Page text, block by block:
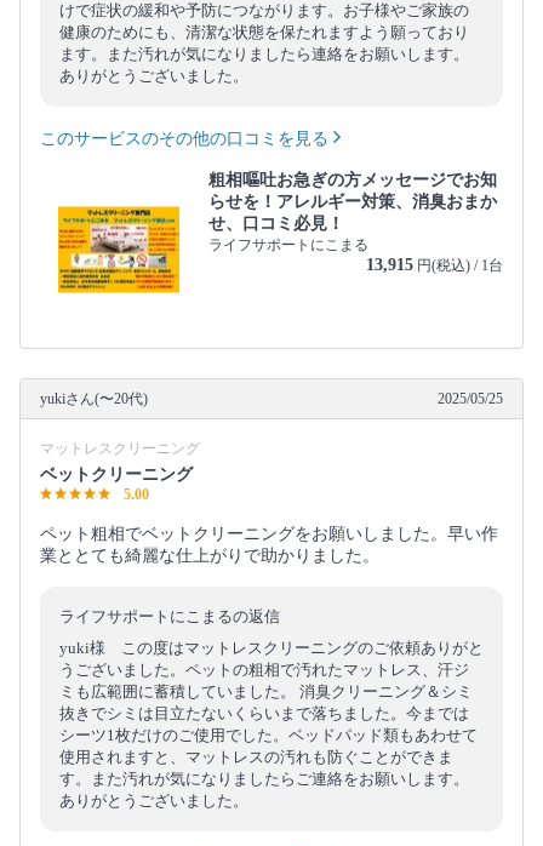
けで症状の緩和や予防につながります。お子様やご家族の
健康のためにも、清潔な状態を保たれますよう願っており
ます。また汚れが気になりましたら連絡をお願いします。
ありがとうございました。
このサービスのその他の口コミを見る
粗相嘔吐お急ぎの方メッセージでお知
らせを！アレルギー対策、消臭おまか
せ、口コミ必見！
ライフサポートにこまる
13,915 円(税込) / 1台
yukiさん(〜20代) 2025/05/25
マットレスクリーニング
ベットクリーニング
5.00
ペット粗相でベットクリーニングをお願いしました。早い作
業ととても綺麗な仕上がりで助かりました。
ライフサポートにこまるの返信
yuki様 この度はマットレスクリーニングのご依頼ありがと
うございました。ペットの粗相で汚れたマットレス、汗ジ
ミも広範囲に蓄積していました。 消臭クリーニング＆シミ
抜きでシミは目立たないくらいまで落ちました。今までは
シーツ1枚だけのご使用でした。ベッドパッド類もあわせて
使用されますと、マットレスの汚れも防ぐことができま
す。また汚れが気になりましたらご連絡をお願いします。
ありがとうございました。